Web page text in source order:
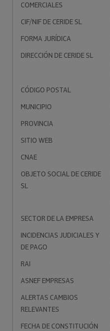
COMERCIALES
CIF/NIF DE CERIDE SL
FORMA JURÍDICA
DIRECCIÓN DE CERIDE SL
CÓDIGO POSTAL
MUNICIPIO
PROVINCIA
SITIO WEB
CNAE
OBJETO SOCIAL DE CERIDE
SL
SECTOR DE LA EMPRESA
INCIDENCIAS JUDICIALES Y
DE PAGO
RAI
ASNEF EMPRESAS
ALERTAS CAMBIOS
RELEVANTES
FECHA DE CONSTITUCIÓN